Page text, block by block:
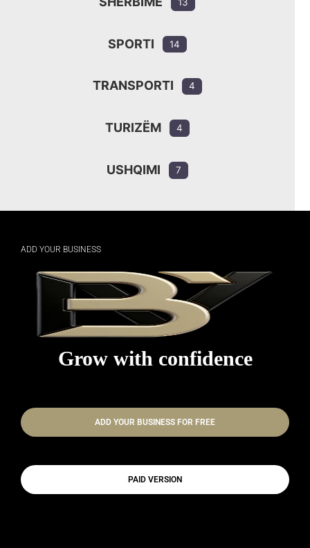
SPORTI 14
TRANSPORTI 4
TURIZËM 4
USHQIMI 7
ADD YOUR BUSINESS
Grow with confidence
ADD YOUR BUSINESS FOR FREE
PAID VERSION